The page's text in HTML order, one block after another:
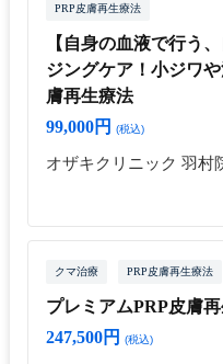
PRP皮膚再生療法
【自身の血液で行う
ジングケア！小ジワ
膚再生療法
99,000円
(税込)
オザキクリニック 羽村
クマ治療 PRP皮膚再生療法
プレミアムPRP皮膚
247,500円
(税込)